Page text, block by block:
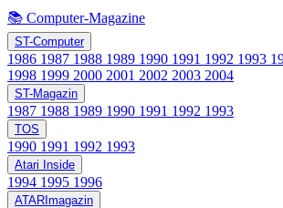
📚 Computer-Magazine
ST-Computer
1986 1987 1988 1989 1990 1991 1992 1993
1998 1999 2000 2001 2002 2003 2004
ST-Magazin
1987 1988 1989 1990 1991 1992 1993
TOS
1990 1991 1992 1993
Atari Inside
1994 1995 1996
ATARImagazin